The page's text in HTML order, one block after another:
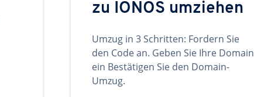
zu IONOS umziehen
Umzug in 3 Schritten: Fordern Sie
den Code an. Geben Sie Ihre Domain
ein Bestätigen Sie den Domain-
Umzug.